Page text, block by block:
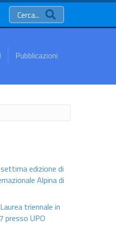
Cerca...
Pubblicazioni
edizione di
Alpina di
triennale in
presso UPO